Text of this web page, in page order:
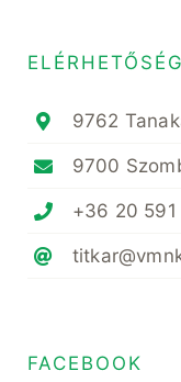
9762
9700
+36 20
FACEBOOK